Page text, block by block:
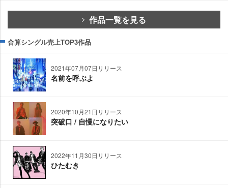
作品一覧を見る
合算シングル売上TOP3作品
2021年07月07日リリース
名前を呼ぶよ
2020年10月21日リリース
突破口 / 自慢になりたい
2022年11月30日リリース
ひたむき